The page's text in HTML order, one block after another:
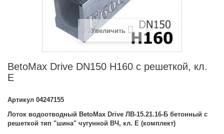
Увеличить
BetoMax Drive DN150 H160 с решеткой, кл.
E
Артикул 04247155
Лоток водоотводный BetoMax Drive ЛВ-15.21.16-Б бетонный с
решеткой тип "шина" чугунной ВЧ, кл. E (комплект)